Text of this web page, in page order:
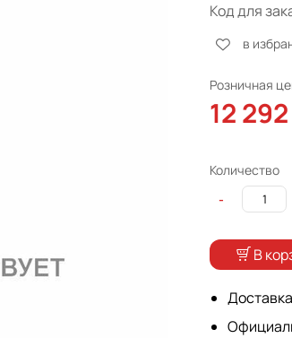
Код для
в
Розничная
12
Количество
-
В